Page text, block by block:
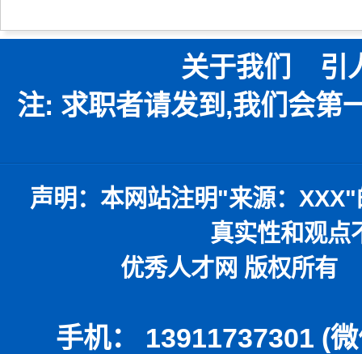
关于我们 引
注: 求职者请发到,我们会第
声明：本网站注明"来源： XXX"
真实性和观点
优秀人才网 版权所有 本网
手机： 13911737301 (